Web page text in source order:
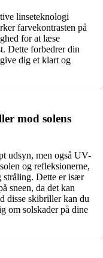
linseteknologi
farvekontrasten på
for at læse
Dette forbedrer din
dig et klart og
mod solens
udsyn, men også UV-
og refleksionerne,
stråling. Dette er især
sneen, da det kan
disse skibriller kan du
om solskader på dine